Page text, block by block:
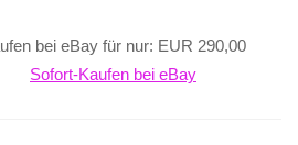
bei eBay für nur: EUR 290,00
Sofort-Kaufen bei eBay